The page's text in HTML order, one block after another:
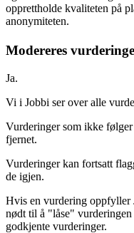
opprettholde kvaliteten på
anonymiteten.
Modereres
Ja.
Vi i Jobbi ser over alle
Vurderinger som ikke følger
fjernet.
Vurderinger kan fortsatt
de igjen.
Hvis en vurdering oppfyller
nødt til å "låse"
godkjente vurderinger.